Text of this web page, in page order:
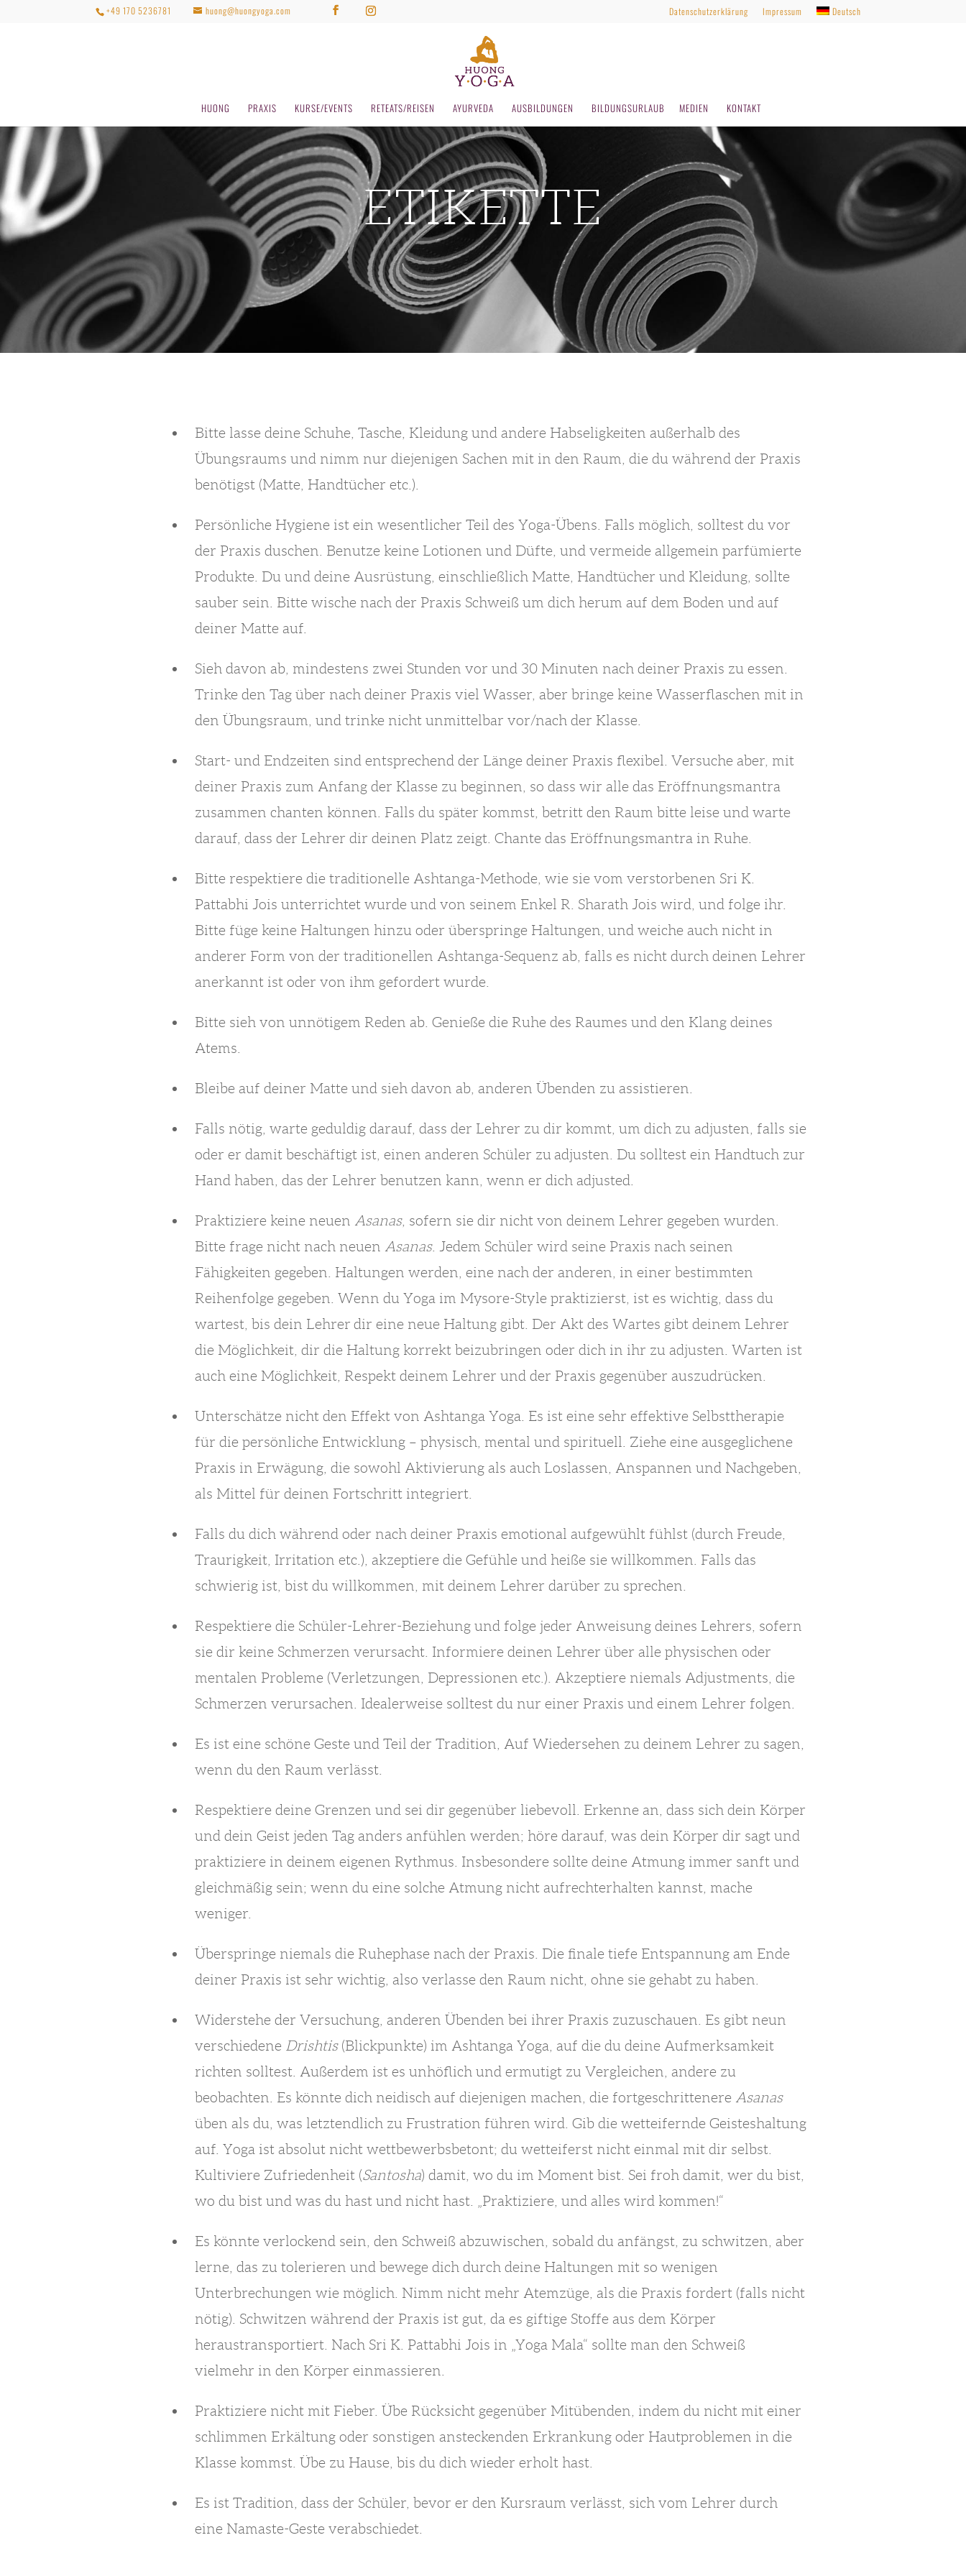
+49 170 5236781 huong@huongyoga.com Datenschutzerklärung Impressum Deutsch
HUONG PRAXIS KURSE/EVENTS RETEATS/REISEN AYURVEDA AUSBILDUNGEN BILDUNGSURLAUB MEDIEN KONTAKT
ETIKETTE
Bitte lasse deine Schuhe, Tasche, Kleidung und andere Habseligkeiten außerhalb des
Übungsraums und nimm nur diejenigen Sachen mit in den Raum, die du während der Praxis
benötigst (Matte, Handtücher etc.).
Persönliche Hygiene ist ein wesentlicher Teil des Yoga-Übens. Falls möglich, solltest du vor
der Praxis duschen. Benutze keine Lotionen und Düfte, und vermeide allgemein parfümierte
Produkte. Du und deine Ausrüstung, einschließlich Matte, Handtücher und Kleidung, sollte
sauber sein. Bitte wische nach der Praxis Schweiß um dich herum auf dem Boden und auf
deiner Matte auf.
Sieh davon ab, mindestens zwei Stunden vor und 30 Minuten nach deiner Praxis zu essen.
Trinke den Tag über nach deiner Praxis viel Wasser, aber bringe keine Wasserflaschen mit in
den Übungsraum, und trinke nicht unmittelbar vor/nach der Klasse.
Start- und Endzeiten sind entsprechend der Länge deiner Praxis flexibel. Versuche aber, mit
deiner Praxis zum Anfang der Klasse zu beginnen, so dass wir alle das Eröffnungsmantra
zusammen chanten können. Falls du später kommst, betritt den Raum bitte leise und warte
darauf, dass der Lehrer dir deinen Platz zeigt. Chante das Eröffnungsmantra in Ruhe.
Bitte respektiere die traditionelle Ashtanga-Methode, wie sie vom verstorbenen Sri K.
Pattabhi Jois unterrichtet wurde und von seinem Enkel R. Sharath Jois wird, und folge ihr.
Bitte füge keine Haltungen hinzu oder überspringe Haltungen, und weiche auch nicht in
anderer Form von der traditionellen Ashtanga-Sequenz ab, falls es nicht durch deinen Lehrer
anerkannt ist oder von ihm gefordert wurde.
Bitte sieh von unnötigem Reden ab. Genieße die Ruhe des Raumes und den Klang deines
Atems.
Bleibe auf deiner Matte und sieh davon ab, anderen Übenden zu assistieren.
Falls nötig, warte geduldig darauf, dass der Lehrer zu dir kommt, um dich zu adjusten, falls sie
oder er damit beschäftigt ist, einen anderen Schüler zu adjusten. Du solltest ein Handtuch zur
Hand haben, das der Lehrer benutzen kann, wenn er dich adjusted.
Praktiziere keine neuen Asanas, sofern sie dir nicht von deinem Lehrer gegeben wurden.
Bitte frage nicht nach neuen Asanas. Jedem Schüler wird seine Praxis nach seinen
Fähigkeiten gegeben. Haltungen werden, eine nach der anderen, in einer bestimmten
Reihenfolge gegeben. Wenn du Yoga im Mysore-Style praktizierst, ist es wichtig, dass du
wartest, bis dein Lehrer dir eine neue Haltung gibt. Der Akt des Wartes gibt deinem Lehrer
die Möglichkeit, dir die Haltung korrekt beizubringen oder dich in ihr zu adjusten. Warten ist
auch eine Möglichkeit, Respekt deinem Lehrer und der Praxis gegenüber auszudrücken.
Unterschätze nicht den Effekt von Ashtanga Yoga. Es ist eine sehr effektive Selbsttherapie
für die persönliche Entwicklung – physisch, mental und spirituell. Ziehe eine ausgeglichene
Praxis in Erwägung, die sowohl Aktivierung als auch Loslassen, Anspannen und Nachgeben,
als Mittel für deinen Fortschritt integriert.
Falls du dich während oder nach deiner Praxis emotional aufgewühlt fühlst (durch Freude,
Traurigkeit, Irritation etc.), akzeptiere die Gefühle und heiße sie willkommen. Falls das
schwierig ist, bist du willkommen, mit deinem Lehrer darüber zu sprechen.
Respektiere die Schüler-Lehrer-Beziehung und folge jeder Anweisung deines Lehrers, sofern
sie dir keine Schmerzen verursacht. Informiere deinen Lehrer über alle physischen oder
mentalen Probleme (Verletzungen, Depressionen etc.). Akzeptiere niemals Adjustments, die
Schmerzen verursachen. Idealerweise solltest du nur einer Praxis und einem Lehrer folgen.
Es ist eine schöne Geste und Teil der Tradition, Auf Wiedersehen zu deinem Lehrer zu sagen,
wenn du den Raum verlässt.
Respektiere deine Grenzen und sei dir gegenüber liebevoll. Erkenne an, dass sich dein Körper
und dein Geist jeden Tag anders anfühlen werden; höre darauf, was dein Körper dir sagt und
praktiziere in deinem eigenen Rythmus. Insbesondere sollte deine Atmung immer sanft und
gleichmäßig sein; wenn du eine solche Atmung nicht aufrechterhalten kannst, mache
weniger.
Überspringe niemals die Ruhephase nach der Praxis. Die finale tiefe Entspannung am Ende
deiner Praxis ist sehr wichtig, also verlasse den Raum nicht, ohne sie gehabt zu haben.
Widerstehe der Versuchung, anderen Übenden bei ihrer Praxis zuzuschauen. Es gibt neun
verschiedene Drishtis(Blickpunkte) im Ashtanga Yoga, auf die du deine Aufmerksamkeit
richten solltest. Außerdem ist es unhöflich und ermutigt zu Vergleichen, andere zu
beobachten. Es könnte dich neidisch auf diejenigen machen, die fortgeschrittenere Asanas
üben als du, was letztendlich zu Frustration führen wird. Gib die wetteifernde Geisteshaltung
auf. Yoga ist absolut nicht wettbewerbsbetont; du wetteiferst nicht einmal mit dir selbst.
Kultiviere Zufriedenheit (Santosha) damit, wo du im Moment bist. Sei froh damit, wer du bist,
wo du bist und was du hast und nicht hast. „Praktiziere, und alles wird kommen!“
Es könnte verlockend sein, den Schweiß abzuwischen, sobald du anfängst, zu schwitzen, aber
lerne, das zu tolerieren und bewege dich durch deine Haltungen mit so wenigen
Unterbrechungen wie möglich. Nimm nicht mehr Atemzüge, als die Praxis fordert (falls nicht
nötig). Schwitzen während der Praxis ist gut, da es giftige Stoffe aus dem Körper
heraustransportiert. Nach Sri K. Pattabhi Jois in „Yoga Mala“ sollte man den Schweiß
vielmehr in den Körper einmassieren.
Praktiziere nicht mit Fieber. Übe Rücksicht gegenüber Mitübenden, indem du nicht mit einer
schlimmen Erkältung oder sonstigen ansteckenden Erkrankung oder Hautproblemen in die
Klasse kommst. Übe zu Hause, bis du dich wieder erholt hast.
Es ist Tradition, dass der Schüler, bevor er den Kursraum verlässt, sich vom Lehrer durch
eine Namaste-Geste verabschiedet.